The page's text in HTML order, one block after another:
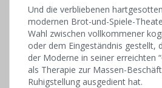
Und die verbliebenen
modernen Brot-und-Spiele-
Wahl zwischen vollkommener
oder dem Eingeständnis gestellt,
der Moderne in seiner erreichten
als Therapie zur Massen-
Ruhigstellung ausgedient hat.